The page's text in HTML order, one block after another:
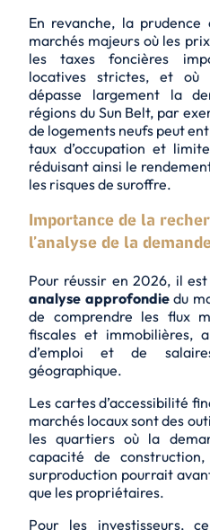
En revanche, la
marchés majeurs où les
les taxes foncières
locatives strictes, et où
dépasse largement la
régions du Sun Belt, par
de logements neufs peut
taux d’occupation et
réduisant ainsi le
les risques de suroffre.
Importance de la
l’analyse de la
Pour réussir en 2026, il
analyse approfondiedu
de comprendre les flux
fiscales et immobilières,
d’emploi et de
géographique.
Les cartes d’accessibilité
marchés locaux sont des
les quartiers où la
capacité de construction,
surproduction pourrait
que les propriétaires.
Pour les investisseurs,